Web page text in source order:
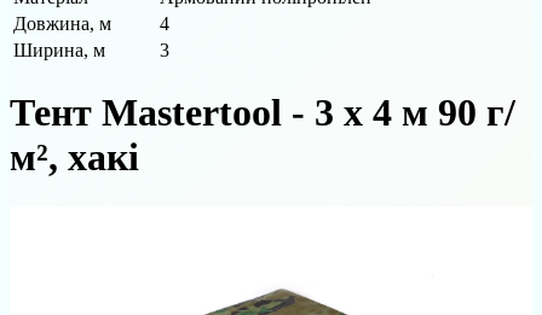
Довжина, м
4
Ширина, м
3
Тент Mastertool - 3 х 4 м 90 г/
м², хакі